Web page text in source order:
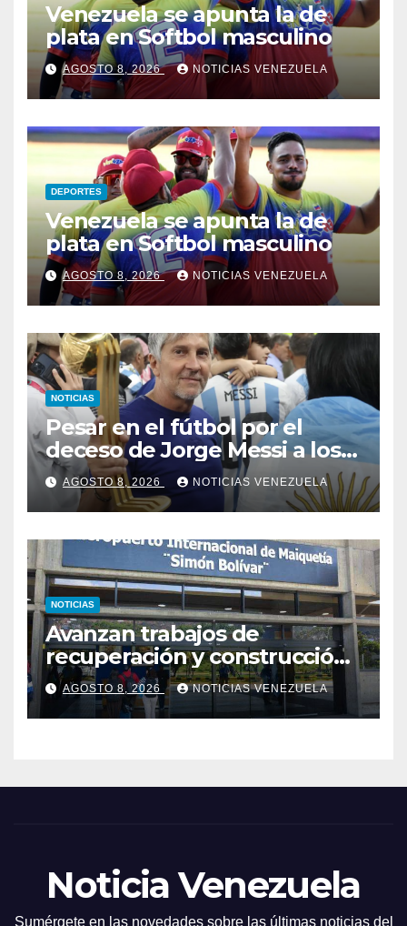
Venezuela se apunta la de
plata en Softbol masculino
AGOSTO 8, 2026 NOTICIAS VENEZUELA
DEPORTES
Venezuela se apunta la de
plata en Softbol masculino
AGOSTO 8, 2026 NOTICIAS VENEZUELA
NOTICIAS
Pesar en el fútbol por el
deceso de Jorge Messi a los
68 años
AGOSTO 8, 2026 NOTICIAS VENEZUELA
NOTICIAS
Avanzan trabajos de
recuperación y construcción
del terminal temporal en el
Aeropuerto de Maiquetía
AGOSTO 8, 2026 NOTICIAS VENEZUELA
Noticia Venezuela
Sumérgete en las novedades sobre las últimas noticias del